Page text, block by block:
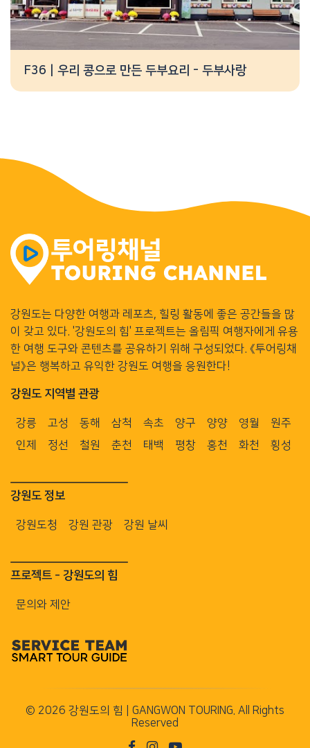
F36 | 우리 콩으로 만든 두부요리 - 두부사랑
강원도는 다양한 여행과 레포츠, 힐링 활동에 좋은 공간들을 많
이 갖고 있다. '강원도의 힘' 프로젝트는 올림픽 여행자에게 유용
한 여행 도구와 콘텐츠를 공유하기 위해 구성되었다. 《투어링채
널》은 행복하고 유익한 강원도 여행을 응원한다!
강원도 지역별 관광
강릉 고성 동해 삼척 속초 양구 양양 영월
원주
인제
정선 철원 춘천 태백 평창 홍천 화천 횡성
강원도 정보
강원도청 강원 관광 강원 날씨
프로젝트 - 강원도의 힘
문의와 제안
© 2026 강원도의 힘 | GANGWON TOURING. All Rights
Reserved